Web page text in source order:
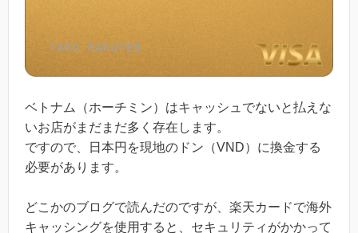
ベトナム（ホーチミン）はキャッシュでないと払えな
いお店がまだまだ多く存在します。
ですので、日本円を現地のドン（VND）に換金する
必要があります。
どこかのブログで読んだのですが、楽天カードで海外
キャッシングを使用すると、セキュリティがかかって